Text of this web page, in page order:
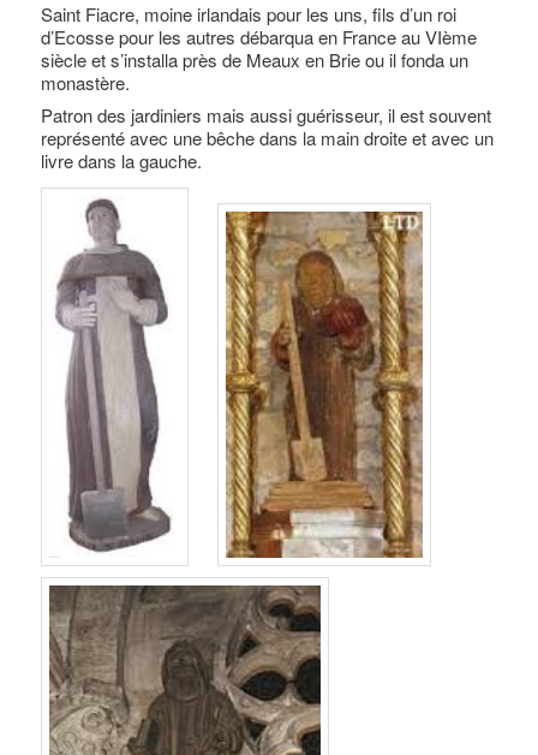
Saint Fiacre, moine irlandais pour les uns, fils d’un roi
d’Ecosse pour les autres débarqua en France au VIème
siècle et s’installa près de Meaux en Brie ou il fonda un
monastère.
Patron des jardiniers mais aussi guérisseur, il est souvent
représenté avec une bêche dans la main droite et avec un
livre dans la gauche.